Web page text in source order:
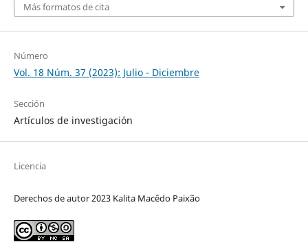
Más formatos de cita
Número
Vol. 18 Núm. 37 (2023): Julio - Diciembre
Sección
Artículos de investigación
Licencia
Derechos de autor 2023 Kalita Macêdo Paixão